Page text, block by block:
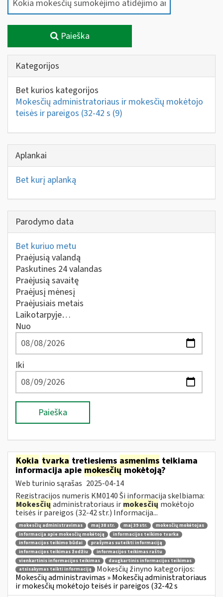
Paieška
Kategorijos
Bet kurios kategorijos
Mokesčių administratoriaus ir mokesčių mokėtojo
teisės ir pareigos (32-42 s (9)
Aplankai
Bet kurį aplanką
Parodymo data
Bet kuriuo metu
Praėjusią valandą
Paskutines 24 valandas
Praėjusią savaitę
Praėjusį mėnesį
Praėjusiais metais
Laikotarpyje…
Nuo
Iki
Paieška
Kokia tvarka tretiesiems asmenims teikiama
informacija apie mokesčiųmokėtoją?
Web turinio sąrašas 2025-04-14
Registracijos numeris KM0140 Ši informacija skelbiama:
Mokesčių administratoriaus ir mokesčių mokėtojo
teisės ir pareigos (32-42 str.) Informacija...
mokesčių administravimas maį 38 str. maį 39 str.
mokesčių mokėtojas
informacija apie mokesčių mokėtoją
informacijos teikimo tvarka
informacijos teikimo būdai
prašymas suteikti informaciją
informacijos teikimas žodžiu
informacijos teikimas raštu
vienkartinis informacijos teikimas
daugkartinis informacijos teikimas
atsisakymas teikti informaciją
Mokesčių žinyno kategorijos:
Mokesčių administravimas » Mokesčių administratoriaus
ir mokesčių mokėtojo teisės ir pareigos (32-42 s